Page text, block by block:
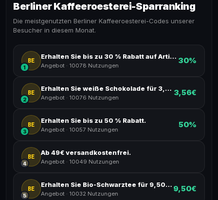
Berliner Kaffeeroesterei-Sparranking
Die meistgenutzten Berliner Kaffeeroesterei-Codes unserer
Besucher in diesem Monat.
BE
1
Erhalten Sie bis zu 30 % Rabatt auf Artikel.
Angebot · 10078 Nutzungen
30%
BE
2
Erhalten Sie weiße Schokolade für 3,56 €.
Angebot · 10076 Nutzungen
3,56€
BE
3
Erhalten Sie bis zu 50 % Rabatt.
Angebot · 10057 Nutzungen
50%
BE
4
Ab 49€ versandkostenfrei.
Angebot · 10049 Nutzungen
BE
5
Erhalten Sie Bio-Schwarztee für 9,50 €.
Angebot · 10032 Nutzungen
9,50€